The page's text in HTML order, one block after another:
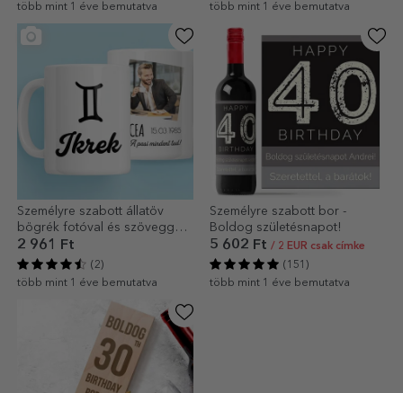
több mint 1 éve bemutatva
több mint 1 éve bemutatva
Személyre szabott állatöv
bögrék fotóval és szöveggel -
Ikrek
2 961 Ft
(2)
több mint 1 éve bemutatva
Személyre szabott bor -
Boldog születésnapot!
5 602 Ft / 2 EUR csak címke
(151)
több mint 1 éve bemutatva